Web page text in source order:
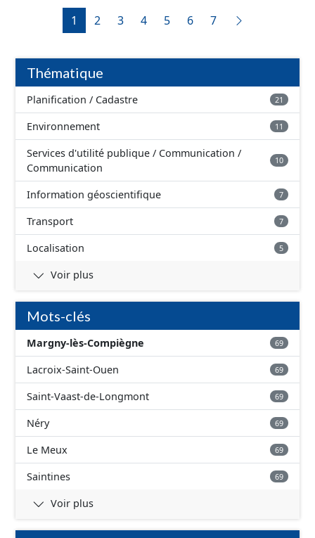
communes de Compiègne et de Margny-lès-Compiègne.
Cette OPAH est opérationnelle jusqu'en juillet 2026 et
elle ne sera pas renouvelée au-delà de cette date.
1 2 3 4 5 6 7
Thématique
Planification / Cadastre 21
Environnement 11
Services d'utilité publique / Communication /
Communication
10
Information géoscientifique 7
Transport 7
Localisation 5
Voir plus
Mots-clés
Margny-lès-Compiègne 69
Lacroix-Saint-Ouen 69
Saint-Vaast-de-Longmont 69
Néry 69
Le Meux 69
Saintines 69
Voir plus